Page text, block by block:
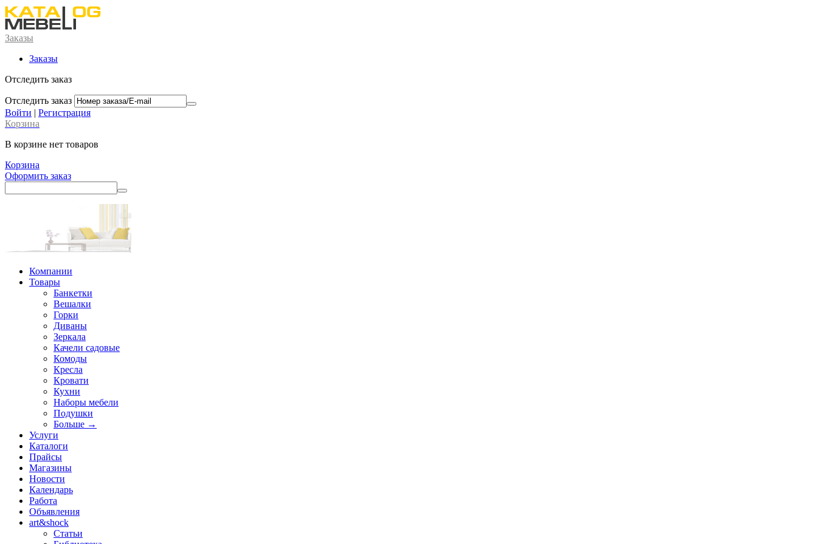
Заказы
Заказы
Отследить заказ
Отследить заказ
Войти | Регистрация
Корзина
В корзине нет товаров
Корзина
Оформить заказ
Компании
Товары
Банкетки
Вешалки
Горки
Диваны
Зеркала
Качели садовые
Комоды
Кресла
Кровати
Кухни
Наборы мебели
Подушки
Больше →
Услуги
Каталоги
Прайсы
Магазины
Новости
Календарь
Работа
Объявления
art&shock
Статьи